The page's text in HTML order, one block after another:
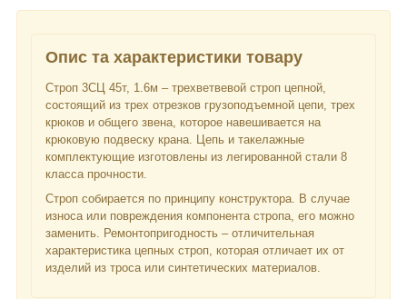
Опис та характеристики товару
Строп 3СЦ 45т, 1.6м – трехветвевой строп цепной,
состоящий из трех отрезков грузоподъемной цепи, трех
крюков и общего звена, которое навешивается на
крюковую подвеску крана. Цепь и такелажные
комплектующие изготовлены из легированной стали 8
класса прочности.
Строп собирается по принципу конструктора. В случае
износа или повреждения компонента стропа, его можно
заменить. Ремонтопригодность – отличительная
характеристика цепных строп, которая отличает их от
изделий из троса или синтетических материалов.